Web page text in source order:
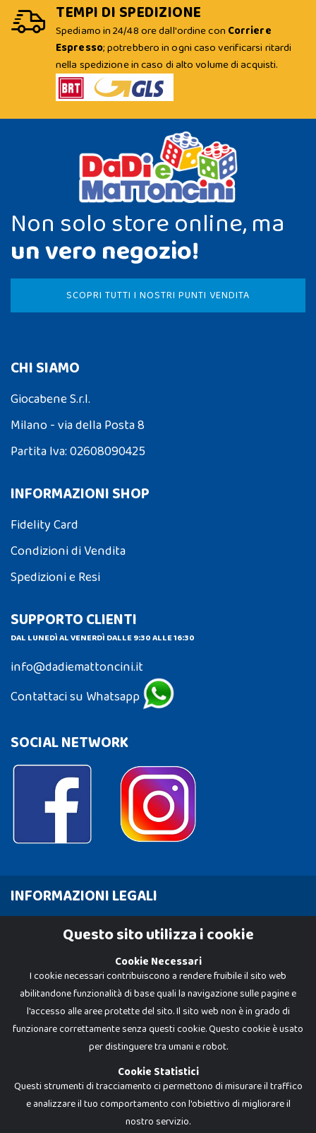
TEMPI DI SPEDIZIONE
Spediamo in 24/48 ore dall'ordine con Corriere
Espresso; potrebbero in ogni caso verificarsi ritardi
nella spedizione in caso di alto volume di acquisti.
Non solo store online, ma
un vero negozio!
SCOPRI TUTTI I NOSTRI PUNTI VENDITA
CHI SIAMO
Giocabene S.r.l.
Milano - via della Posta 8
Partita Iva: 02608090425
INFORMAZIONI SHOP
Fidelity Card
Condizioni di Vendita
Spedizioni e Resi
SUPPORTO CLIENTI
DAL LUNEDÌ AL VENERDÌ DALLE 9:30 ALLE 16:30
info@dadiemattoncini.it
Contattaci su Whatsapp
SOCIAL NETWORK
INFORMAZIONI LEGALI
Cookie Policy
Dadi e Mattoncini è un brand di Giocabene Srl. Ogni riproduzione o utilizzo non
Questo sito utilizza i cookie
Cookie Necessari
I cookie necessari contribuiscono a rendere fruibile il sito web
abilitandone funzionalità di base quali la navigazione sulle pagine e
l'accesso alle aree protette del sito. Il sito web non è in grado di
funzionare correttamente senza questi cookie. Questo cookie è usato
per distinguere tra umani e robot.
Cookie Statistici
Questi strumenti di tracciamento ci permettono di misurare il traffico
e analizzare il tuo comportamento con l'obiettivo di migliorare il
nostro servizio.